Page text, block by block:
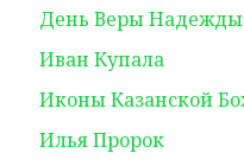
День Веры
Иван Купала
Иконы Казанской
Илья Пророк